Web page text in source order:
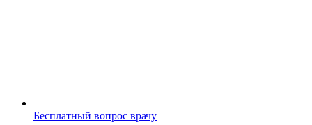
Бесплатный вопрос врачу